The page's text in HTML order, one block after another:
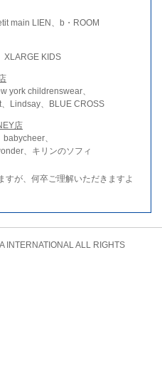
main LIEN、b・ROOM
XLARGE KIDS
york childrenswear、
Lindsay、BLUE CROSS
店
、
、キリンのソフィ
すが、何卒ご理解いただきますよ